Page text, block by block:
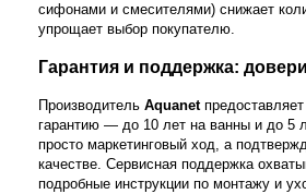
сифонами и смесителями) снижает
упрощает выбор покупателю.
Гарантия и поддержка:
Производитель Aquanet
гарантию — до 10 лет на ванны и до 5
просто маркетинговый ход, а
качестве. Сервисная поддержка
подробные инструкции по монтажу и